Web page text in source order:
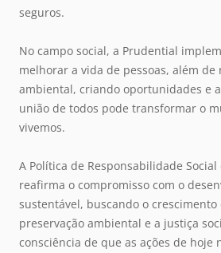
seguros.
No campo social, a Prudential
melhorar a vida de pessoas, além
ambiental, criando oportunidades e
união de todos pode transformar o
vivemos.
A Política de Responsabilidade
reafirma o compromisso com o
sustentável, buscando o crescimento
preservação ambiental e a justiça
consciência de que as ações de hoje